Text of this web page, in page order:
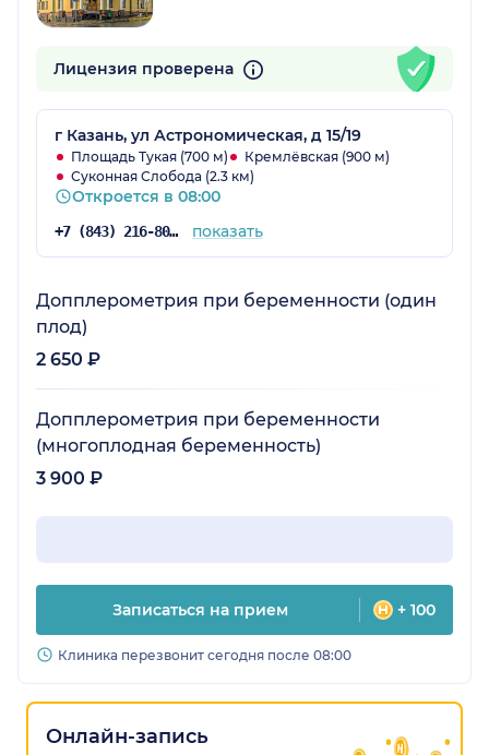
Лицензия проверена
г Казань, ул Астрономическая, д 15/19
Площадь Тукая (700 м)
Кремлёвская (900 м)
Суконная Слобода (2.3 км)
Откроется в 08:00
+7 (843) 216-80-34 показать
Допплерометрия при беременности (один
плод)
2 650 ₽
Допплерометрия при беременности
(многоплодная беременность)
3 900 ₽
Записаться на прием + 100
Клиника перезвонит сегодня после 08:00
Онлайн-запись